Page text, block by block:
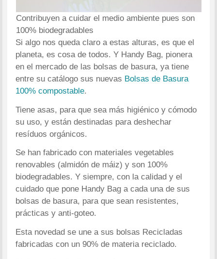
Contribuyen a cuidar el medio ambiente pues son
100% biodegradables
Si algo nos queda claro a estas alturas, es que el
planeta, es cosa de todos. Y Handy Bag, pionera
en el mercado de las bolsas de basura, ya tiene
entre su catálogo sus nuevas Bolsas de Basura
100% compostable.
Tiene asas, para que sea más higiénico y cómodo
su uso, y están destinadas para deshechar
resíduos orgánicos.
Se han fabricado con materiales vegetables
renovables (almidón de máiz) y son 100%
biodegradables. Y siempre, con la calidad y el
cuidado que pone Handy Bag a cada una de sus
bolsas de basura, para que sean resistentes,
prácticas y anti-goteo.
Esta novedad se une a sus bolsas Recicladas
fabricadas con un 90% de materia reciclado.